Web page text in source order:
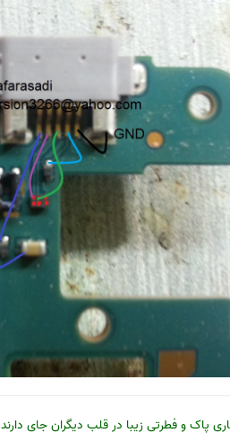
پاک و فطرتی زیبا در قلب دیگران جای دارند